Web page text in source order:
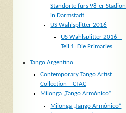
Standorte fürs 98-er Stadion
in Darmstadt
US Wahlsplitter 2016
US Wahlsplitter 2016 –
Teil 1: Die Primaries
Tango Argentino
Contemporary Tango Artist
Collection – CTAC
Milonga „Tango Armónico“
Milonga „Tango Armónico“